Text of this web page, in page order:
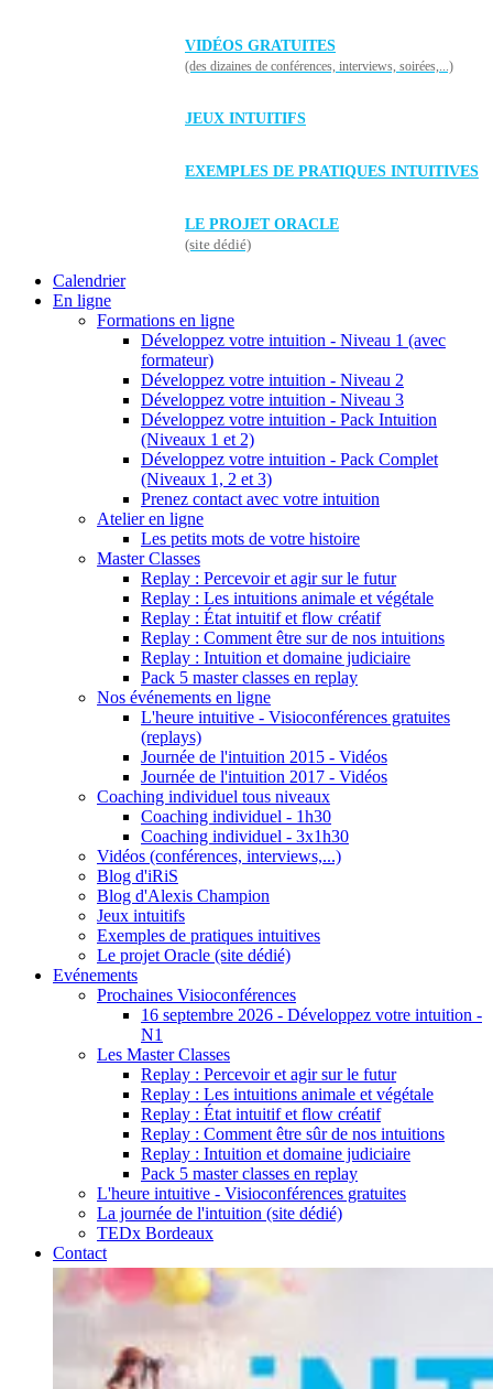
VIDÉOS GRATUITES
(des dizaines de conférences, interviews, soirées,...)
JEUX INTUITIFS
EXEMPLES DE PRATIQUES INTUITIVES
LE PROJET ORACLE
(site dédié)
Calendrier
En ligne
Formations en ligne
Développez votre intuition - Niveau 1 (avec
formateur)
Développez votre intuition - Niveau 2
Développez votre intuition - Niveau 3
Développez votre intuition - Pack Intuition
(Niveaux 1 et 2)
Développez votre intuition - Pack Complet
(Niveaux 1, 2 et 3)
Prenez contact avec votre intuition
Atelier en ligne
Les petits mots de votre histoire
Master Classes
Replay : Percevoir et agir sur le futur
Replay : Les intuitions animale et végétale
Replay : État intuitif et flow créatif
Replay : Comment être sur de nos intuitions
Replay : Intuition et domaine judiciaire
Pack 5 master classes en replay
Nos événements en ligne
L'heure intuitive - Visioconférences gratuites
(replays)
Journée de l'intuition 2015 - Vidéos
Journée de l'intuition 2017 - Vidéos
Coaching individuel tous niveaux
Coaching individuel - 1h30
Coaching individuel - 3x1h30
Vidéos (conférences, interviews,...)
Blog d'iRiS
Blog d'Alexis Champion
Jeux intuitifs
Exemples de pratiques intuitives
Le projet Oracle (site dédié)
Evénements
Prochaines Visioconférences
16 septembre 2026 - Développez votre intuition -
N1
Les Master Classes
Replay : Percevoir et agir sur le futur
Replay : Les intuitions animale et végétale
Replay : État intuitif et flow créatif
Replay : Comment être sûr de nos intuitions
Replay : Intuition et domaine judiciaire
Pack 5 master classes en replay
L'heure intuitive - Visioconférences gratuites
La journée de l'intuition (site dédié)
TEDx Bordeaux
Contact